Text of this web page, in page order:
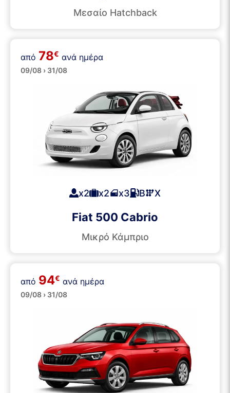
Μεσαίο Hatchback
Κάμπριο
από 78€ ανά ημέρα
09/08 › 31/08
x2 x2 x3 Β Χ
Fiat 500 Cabrio
Μικρό Κάμπριο
SUVs
από 94€ ανά ημέρα
09/08 › 31/08